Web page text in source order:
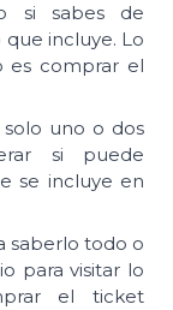
si sabes de
incluye. Lo
es comprar el
uno o dos
si puede
se incluye en
saberlo todo o
para visitar lo
el ticket